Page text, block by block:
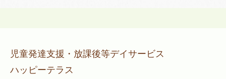
児童発達支援・放課後等デイサービス
ハッピーテラス